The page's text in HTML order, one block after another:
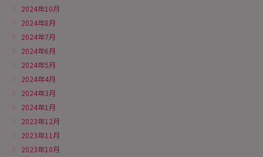
2024年10月
2024年8月
2024年7月
2024年6月
2024年5月
2024年4月
2024年3月
2024年1月
2023年12月
2023年11月
2023年10月